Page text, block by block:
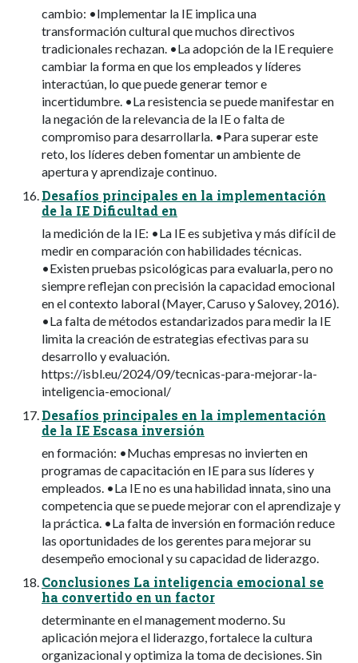
cambio: •Implementar la IE implica una
transformación cultural que muchos directivos
tradicionales rechazan. •La adopción de la IE requiere
cambiar la forma en que los empleados y líderes
interactúan, lo que puede generar temor e
incertidumbre. •La resistencia se puede manifestar en
la negación de la relevancia de la IE o falta de
compromiso para desarrollarla. •Para superar este
reto, los líderes deben fomentar un ambiente de
apertura y aprendizaje continuo.
Desafíos principales en la implementación
de la IE Dificultad en
la medición de la IE: •La IE es subjetiva y más difícil de
medir en comparación con habilidades técnicas.
•Existen pruebas psicológicas para evaluarla, pero no
siempre reflejan con precisión la capacidad emocional
en el contexto laboral (Mayer, Caruso y Salovey, 2016).
•La falta de métodos estandarizados para medir la IE
limita la creación de estrategias efectivas para su
desarrollo y evaluación.
https://isbl.eu/2024/09/tecnicas-para-mejorar-la-
inteligencia-emocional/
Desafíos principales en la implementación
de la IE Escasa inversión
en formación: •Muchas empresas no invierten en
programas de capacitación en IE para sus líderes y
empleados. •La IE no es una habilidad innata, sino una
competencia que se puede mejorar con el aprendizaje y
la práctica. •La falta de inversión en formación reduce
las oportunidades de los gerentes para mejorar su
desempeño emocional y su capacidad de liderazgo.
Conclusiones La inteligencia emocional se
ha convertido en un factor
determinante en el management moderno. Su
aplicación mejora el liderazgo, fortalece la cultura
organizacional y optimiza la toma de decisiones. Sin